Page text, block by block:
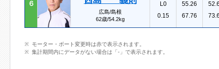
６
広島/島根
62歳/54.2kg
L0
0.15
55.26
67.76
モーター・ボート変更時は赤で表示されます。
集計期間内にデータがない場合は「-」で表示されます。